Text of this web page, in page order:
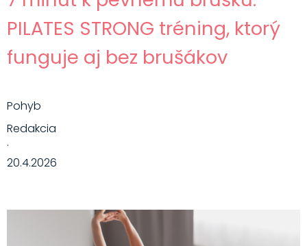
PILATES STRONG tréning, ktorý
funguje aj bez brušákov
Pohyb
Redakcia
·
20.4.2026